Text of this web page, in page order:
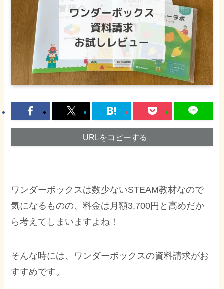
URLをコピーする
ワンダーボックスは数少ないSTEAM教材なので
気になるものの、料金は月額3,700円と高めだか
ら考えてしまいますよね！
そんな時には、ワンダーボックスの資料請求がお
すすめです。